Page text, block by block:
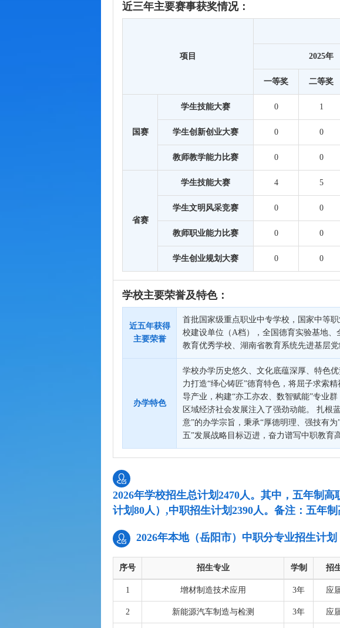
近三年主要赛事获奖情况：
项目 2025年
一等奖 二等奖
国赛
学生技能大赛 0 1
学生创新创业大赛 0 0
教师教学能力比赛 0 0
省赛
学生技能大赛 4 5
学生文明风采竞赛 0 0
教师职业能力比赛 0 0
学生创业规划大赛 0 0
学校主要荣誉及特色：
近五年获得
主要荣誉
首批国家级重点职业中专学校，国家中等
校建设单位（A档），全国德育实验基地
教育优秀学校、湖南省教育系统先进基层
办学特色
学校办学历史悠久、文化底蕴深厚、特色
力打造“绎心铸匠”德育特色，将屈子求索
导产业，构建“亦工亦农、数智赋能”专业
区域经济社会发展注入了强劲动能。 扎根
意”的办学宗旨，秉承“厚德明理、强技有
五”发展战略目标迈进，奋力谱写中职教育
2026年学校招生总计划2470人。其中，五年制
计划80人）,中职招生计划2390人。备注：五年
2026年本地（岳阳市）中职分专业招生计划
序号 招生专业 学制 招
1 增材制造技术应用 3年 应
2 新能源汽车制造与检测 3年 应